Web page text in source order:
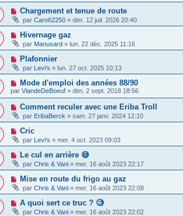
Chargement et tenue de route
par Caro62250 » dim. 12 juil. 2026 20:40
Hivernage gaz
par Manusard » lun. 22 déc. 2025 11:16
Plafonnier
par Levi's » lun. 27 oct. 2025 10:13
Mode d'emploi des années 88/90
par ViandeDeBoeuf » dim. 2 sept. 2018 18:56
Comment reculer avec une Eriba Troll
par EribaBerck » sam. 27 janv. 2024 12:10
Cric
par Levi's » mer. 4 oct. 2023 09:03
Le cul en arrière 😅
par Chris & Vani » mer. 16 août 2023 22:17
Mise en route du frigo au gaz
par Chris & Vani » mer. 16 août 2023 22:08
A quoi sert ce truc ? 🧐
par Chris & Vani » mer. 16 août 2023 22:02